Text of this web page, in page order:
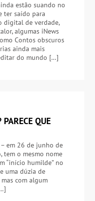
estão suando no
ter saído para
digital de verdade,
algumas iNews
Contos obscuros
ainda mais
do mundo […]
PARECE QUE
em 26 de junho de
tem o mesmo nome
“início humilde” no
uma dúzia de
com algum